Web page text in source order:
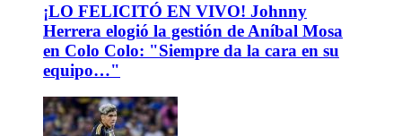
¡LO FELICITÓ EN VIVO! Johnny
Herrera elogió la gestión de Aníbal Mosa
en Colo Colo: "Siempre da la cara en su
equipo…"